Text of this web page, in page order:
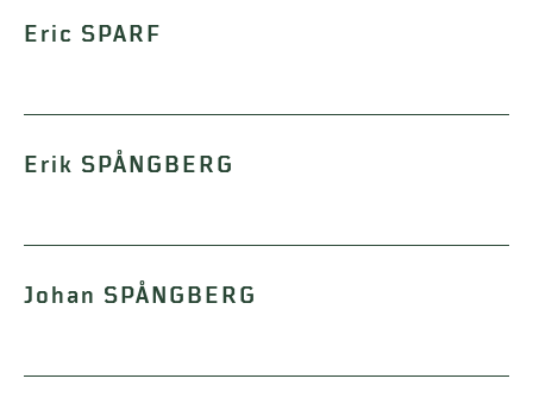
Eric SPARF
Erik SPÅNGBERG
Johan SPÅNGBERG